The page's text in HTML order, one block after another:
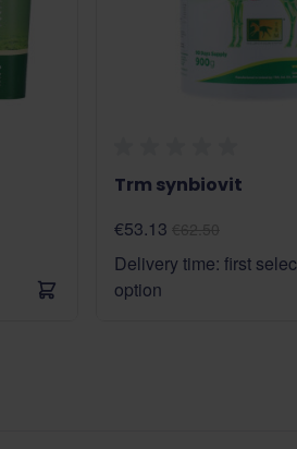
Trm synbiovit
€53.13
Delivery time: first
option